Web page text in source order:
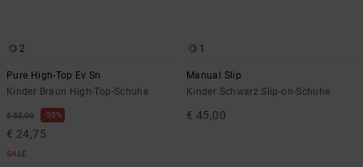
2
Pure High-Top Ev Sn
Kinder Braun High-Top-Schuhe
€ 55,00 55%
€ 24,75
SALE
1
Manual Slip
Kinder Schwarz Slip-on-Schuhe
€ 45,00